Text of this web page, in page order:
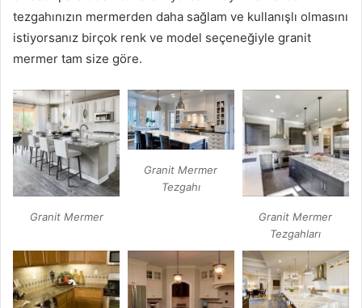
tezgahınızın mermerden daha sağlam ve kullanışlı olmasını
istiyorsanız birçok renk ve model seçeneğiyle granit
mermer tam size göre.
Granit Mermer
Granit Mermer
Tezgahı
Granit Mermer
Tezgahları